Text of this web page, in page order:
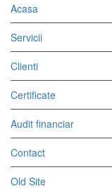
Acasa
Servicii
Clienti
Certificate
Audit financiar
Contact
Old Site